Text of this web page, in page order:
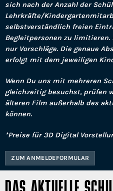
sich nach der Anzahl der
Lehrkräfte/
selbstverständlich freien
Begleitpersonen zu
nur Vorschläge. Die genaue
erfolgt mit dem jeweiligen
Wenn Du uns mit mehreren
gleichzeitig besuchst, prüfen
älteren Film außerhalb des
können.
*Preise für 3D Digital
ZUM ANMELDEFORMULAR